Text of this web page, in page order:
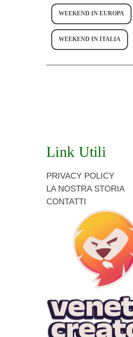
WEEKEND IN EUROPA
WEEKEND IN ITALIA
Link Utili
PRIVACY POLICY
LA NOSTRA STORIA
CONTATTI